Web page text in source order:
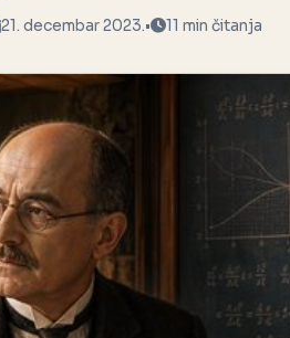
21. decembar 2023.• 11 min čitanja